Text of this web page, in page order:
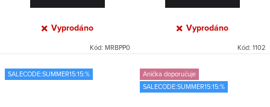
Vyprodáno
Kód: MRBPP0
Vyprodáno
Kód: 1102
SALECODE:SUMMER15:15:%
Anička doporučuje
SALECODE:SUMMER15:15:%